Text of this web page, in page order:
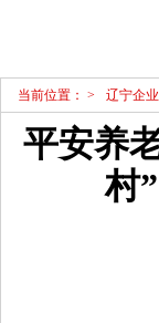
当前位置： > 辽宁企
平安养
村